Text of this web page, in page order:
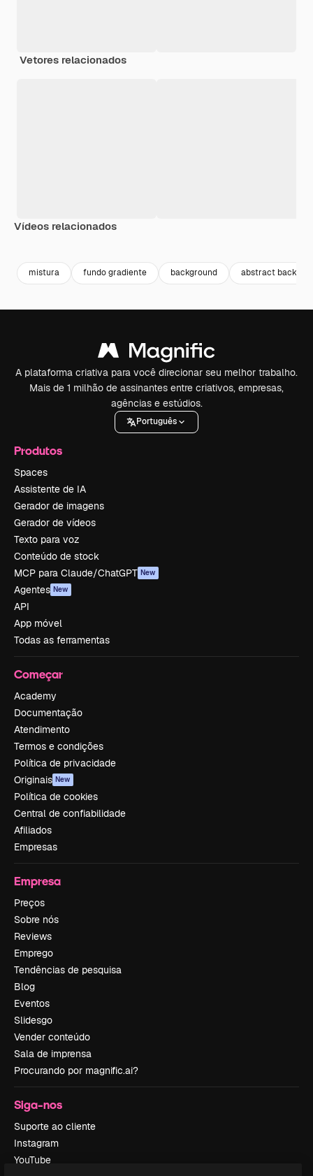
Vetores relacionados
Vídeos relacionados
mistura fundo gradiente background abstract
A plataforma criativa para você direcionar seu melhor trabalho.
Mais de 1 milhão de assinantes entre criativos, empresas,
agências e estúdios.
Português
Produtos
Spaces
Assistente de IA
Gerador de imagens
Gerador de vídeos
Texto para voz
Conteúdo de stock
MCP para Claude/ChatGPT New
Agentes New
API
App móvel
Todas as ferramentas
Começar
Academy
Documentação
Atendimento
Termos e condições
Política de privacidade
Originais New
Política de cookies
Central de confiabilidade
Afiliados
Empresas
Empresa
Preços
Sobre nós
Reviews
Emprego
Tendências de pesquisa
Blog
Eventos
Slidesgo
Vender conteúdo
Sala de imprensa
Procurando por magnific.ai?
Siga-nos
Suporte ao cliente
Instagram
YouTube